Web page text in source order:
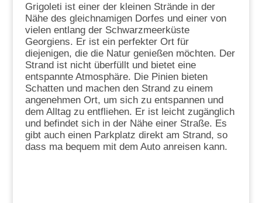
Grigoleti ist einer der kleinen Strände in der
Nähe des gleichnamigen Dorfes und einer von
vielen entlang der Schwarzmeerküste
Georgiens. Er ist ein perfekter Ort für
diejenigen, die die Natur genießen möchten. Der
Strand ist nicht überfüllt und bietet eine
entspannte Atmosphäre. Die Pinien bieten
Schatten und machen den Strand zu einem
angenehmen Ort, um sich zu entspannen und
dem Alltag zu entfliehen. Er ist leicht zugänglich
und befindet sich in der Nähe einer Straße. Es
gibt auch einen Parkplatz direkt am Strand, so
dass ma bequem mit dem Auto anreisen kann.